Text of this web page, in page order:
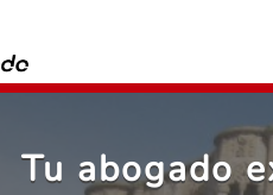
Tu abogado